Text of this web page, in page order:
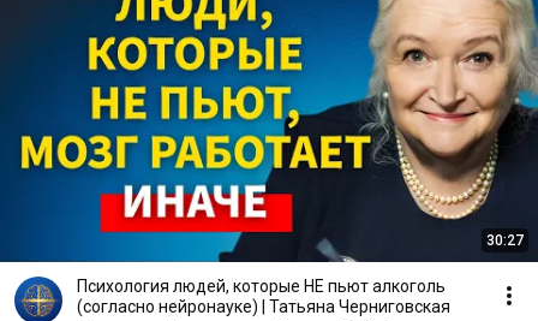
30:27
Психология людей, которые НЕ пьют алкоголь
(согласно нейронауке) | Татьяна Черниговская